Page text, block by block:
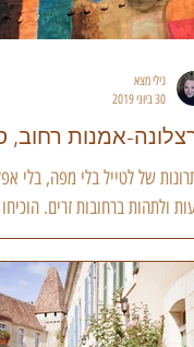
אמנות רחוב,
של לטייל בלי מפה, בלי
ולתהות ברחובות זרים,
בירת מחוז קטלוניה
גילי מצא
30 ביוני 2019